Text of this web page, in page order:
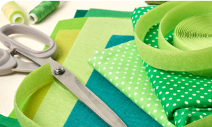
Sök kurser och evenemang
Om SV
Starta studiecirkel